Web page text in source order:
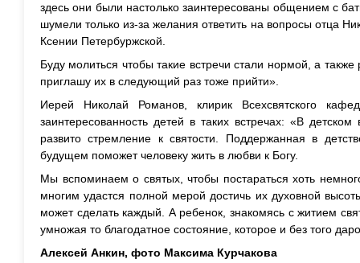
здесь они были настолько заинтересованы общением с
шумели только из-за желания ответить на вопросы отца
Ксении Петербуржской.
Буду молиться чтобы такие встречи стали нормой, а
приглашу их в следующий раз тоже прийти».
Иерей Николай Романов, клирик Всехсвятского
заинтересованность детей в таких встречах: «В
развито стремление к святости. Поддержанная в
будущем поможет человеку жить в любви к Богу.
Мы вспоминаем о святых, чтобы постараться хоть
многим удастся полной мерой достичь их духовной
может сделать каждый. А ребенок, знакомясь с житием
умножая то благодатное состояние, которое и без того
Алексей Анкин, фото Максима Курчакова